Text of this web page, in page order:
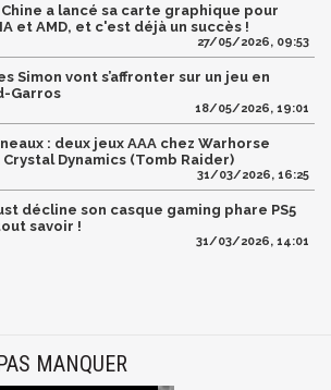
Chine a lancé sa carte graphique pour
et AMD, et c'est déjà un succès !
27/05/2026, 09:53
Simon vont s’affronter sur un jeu en
Garros
18/05/2026, 19:01
: deux jeux AAA chez Warhorse
Dynamics (Tomb Raider)
31/03/2026, 16:25
décline son casque gaming phare PS5
savoir !
31/03/2026, 14:01
MANQUER